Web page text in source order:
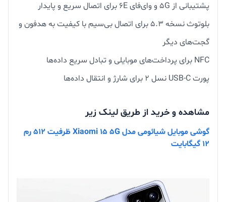
پشتیبانی از 5G و وای‌فای 6E برای اتصال سریع و پایدار
بلوتوث نسخه ۵.۳ برای اتصال بی‌سیم با کیفیت به هدفون و
گجت‌های دیگر
NFC برای پرداخت‌های موبایلی و تبادل سریع داده‌ها
پورت USB-C نسل ۲ برای شارژ و انتقال داده‌ها
مشاهده و خرید از طریق لینک زیر
گوشی موبایل شیائومی مدل Xiaomi 15 5G ظرفیت 512 رم
12 گیگابایت